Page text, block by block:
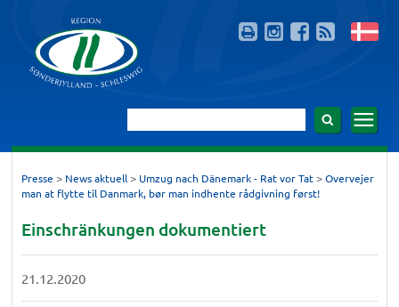
Presse > News aktuell > Umzug nach Dänemark - Rat vor Tat > Overvejer
man at flytte til Danmark, bør man indhente rådgivning først!
Einschränkungen dokumentiert
21.12.2020